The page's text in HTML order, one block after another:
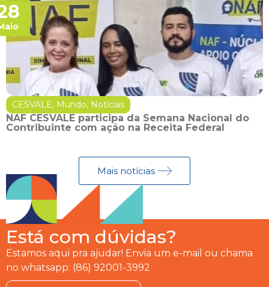
CESVALE, Mundo, Notícias
NAF CESVALE participa da Semana Nacional do
Contribuinte com ação na Receita Federal
Mais notícias
Está com dúvidas?
Estamos aqui pra ajudar! Envia um e-mail ou chama
no whatsapp: (86) 92001-3992